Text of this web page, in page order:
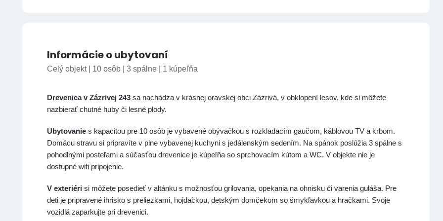
Informácie o ubytovaní
Celý objekt | 10 osôb | 3 spálne | 1 kúpeľňa
Drevenica v Zázrivej 243 sa nachádza v krásnej oravskej obci Zázrivá, v obklopení lesov, kde si môžete
nazbierať chutné huby či lesné plody.
Ubytovanie s kapacitou pre 10 osôb je vybavené obývačkou s rozkladacím gaučom, káblovou TV a krbom.
Domácu stravu si pripravíte v plne vybavenej kuchyni s jedálenským sedením. Na spánok poslúžia 3 spálne s
pohodlnými posteľami a súčasťou drevenice je kúpeľňa so sprchovacím kútom a WC. V objekte nie je
dostupné wifi pripojenie.
V exteriéri si môžete posedieť v altánku s možnosťou grilovania, opekania na ohnisku či varenia guláša. Pre
deti je pripravené ihrisko s preliezkami, hojdačkou, detským domčekom so šmykľavkou a hračkami. Svoje
vozidlá zaparkujte pri drevenici.